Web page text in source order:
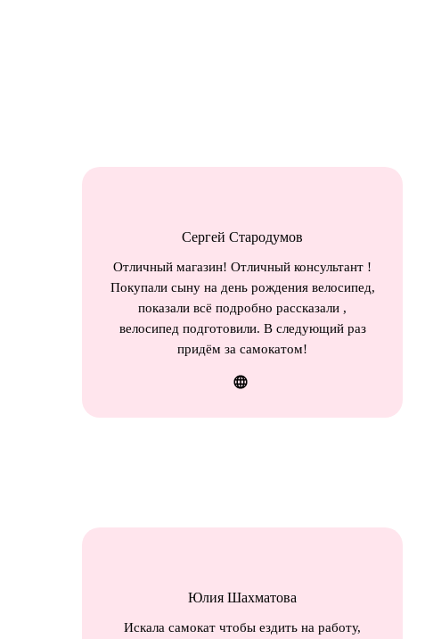
Сергей Стародумов
Отличный магазин! Отличный консультант !
Покупали сыну на день рождения велосипед,
показали всё подробно рассказали ,
велосипед подготовили. В следующий раз
придём за самокатом!
Юлия Шахматова
Искала самокат чтобы ездить на работу,